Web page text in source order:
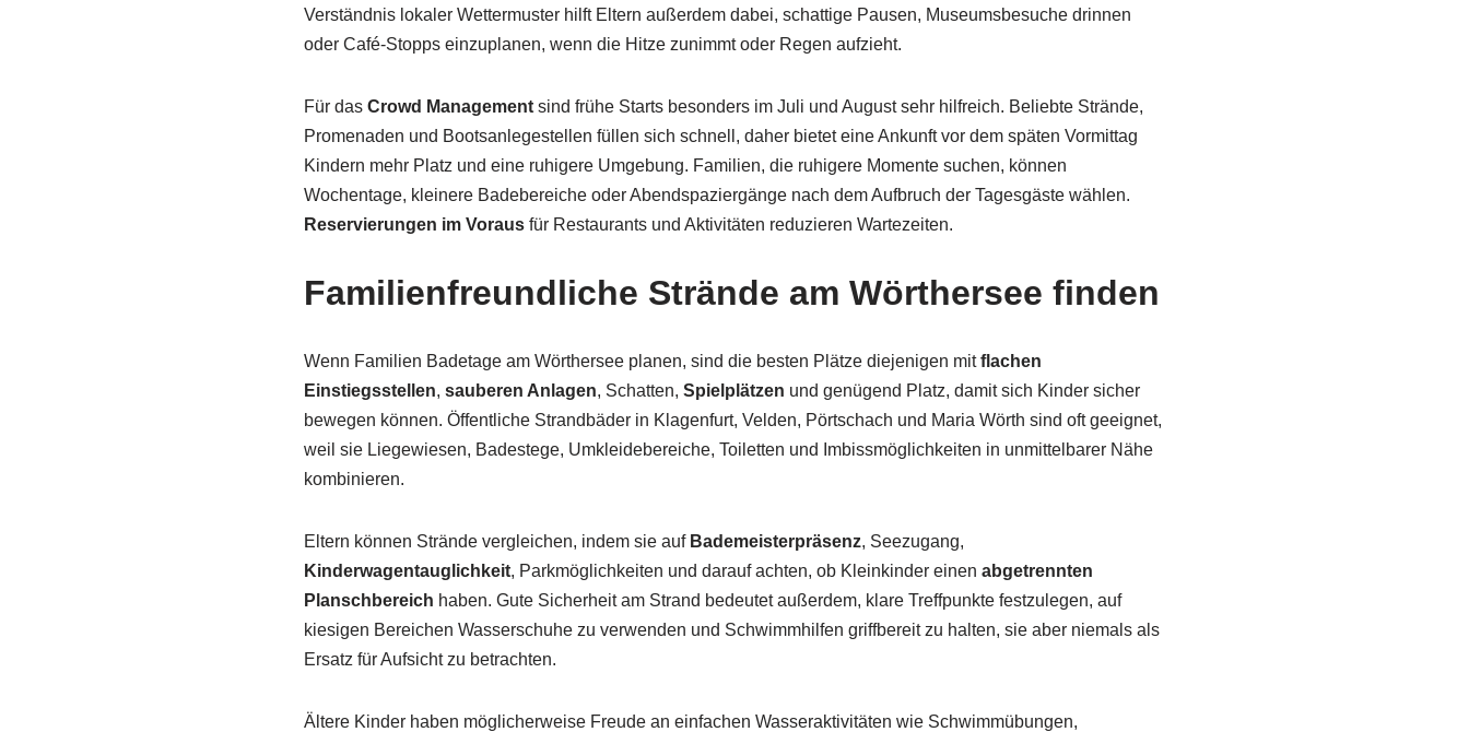
Verständnis lokaler Wettermuster hilft Eltern außerdem dabei, schattige Pausen, Museumsbesuche drinnen
oder Café-Stopps einzuplanen, wenn die Hitze zunimmt oder Regen aufzieht.
Für das Crowd Managementsind frühe Starts besonders im Juli und August sehr hilfreich. Beliebte Strände,
Promenaden und Bootsanlegestellen füllen sich schnell, daher bietet eine Ankunft vor dem späten Vormittag
Kindern mehr Platz und eine ruhigere Umgebung. Familien, die ruhigere Momente suchen, können
Wochentage, kleinere Badebereiche oder Abendspaziergänge nach dem Aufbruch der Tagesgäste wählen.
Reservierungen im Vorausfür Restaurants und Aktivitäten reduzieren Wartezeiten.
Familienfreundliche Strände am Wörthersee finden
Wenn Familien Badetage am Wörthersee planen, sind die besten Plätze diejenigen mitflachen
Einstiegsstellen, sauberen Anlagen, Schatten, Spielplätzen und genügend Platz, damit sich Kinder sicher
bewegen können. Öffentliche Strandbäder in Klagenfurt, Velden, Pörtschach und Maria Wörth sind oft geeignet,
weil sie Liegewiesen, Badestege, Umkleidebereiche, Toiletten und Imbissmöglichkeiten in unmittelbarer Nähe
kombinieren.
Eltern können Strände vergleichen, indem sie auf Bademeisterpräsenz, Seezugang,
Kinderwagentauglichkeit, Parkmöglichkeiten und darauf achten, ob Kleinkinder einen abgetrennten
Planschbereich haben. Gute Sicherheit am Strand bedeutet außerdem, klare Treffpunkte festzulegen, auf
kiesigen Bereichen Wasserschuhe zu verwenden und Schwimmhilfen griffbereit zu halten, sie aber niemals als
Ersatz für Aufsicht zu betrachten.
Ältere Kinder haben möglicherweise Freude an einfachen Wasseraktivitäten wie Schwimmübungen,